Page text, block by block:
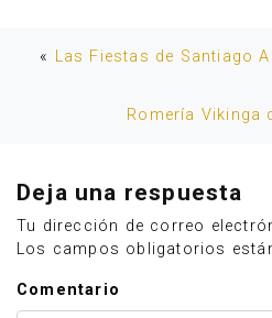
« Las Fiestas de Santiago
Romería Vikinga
Deja una respuesta
Tu dirección de correo
Los campos obligatorios
Comentario